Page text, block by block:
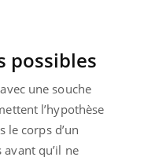
possibles
une souche
l’hypothèse
le corps d’un
qu’il ne